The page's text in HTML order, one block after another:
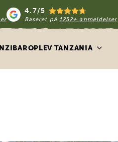
4.7/5
Baseret på 1252+ anmeldelser
OPLEV TANZANIA